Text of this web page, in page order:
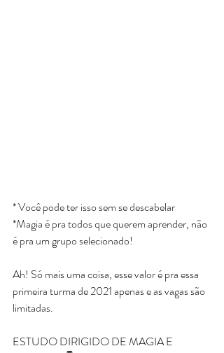
* Você pode ter isso sem se descabelar
*Magia é pra todos que querem aprender, não
é pra um grupo selecionado!
Ah! Só mais uma coisa, esse valor é pra essa
primeira turma de 2021 apenas e as vagas são
limitadas.
ESTUDO DIRIGIDO DE MAGIA E